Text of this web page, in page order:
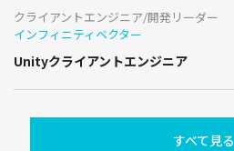
クライアントエンジニア/開発リーダー
インフィニティベクター
Unityクライアントエンジニア
すべて見る